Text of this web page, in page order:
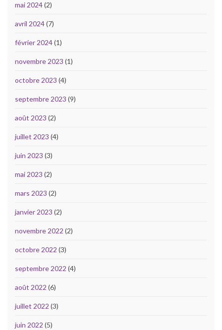
mai 2024(2)
avril 2024(7)
février 2024(1)
novembre 2023 (1)
octobre 2023 (4)
septembre 2023 (9)
août 2023 (2)
juillet 2023 (4)
juin 2023 (3)
mai 2023 (2)
mars 2023 (2)
janvier 2023 (2)
novembre 2022 (2)
octobre 2022 (3)
septembre 2022 (4)
août 2022 (6)
juillet 2022 (3)
juin 2022 (5)